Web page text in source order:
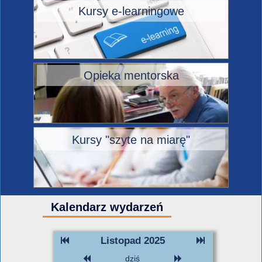
Kursy e-learningowe
Opieka mentorska
Kursy "szyte na miarę"
Kalendarz wydarzeń
Listopad 2025
dziś